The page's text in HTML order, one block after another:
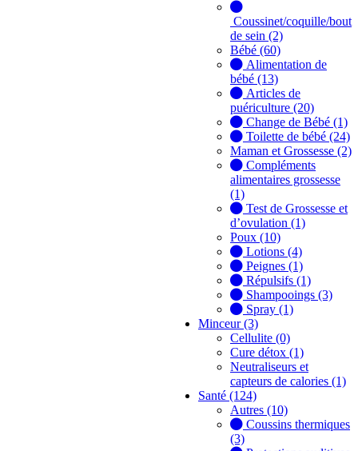
Coussinet/coquille/bout
de sein (2)
Bébé (60)
Alimentation de
bébé (13)
Articles de
puériculture (20)
Change de Bébé (1)
Toilette de bébé (24)
Maman et Grossesse (2)
Compléments
alimentaires grossesse
(1)
Test de Grossesse et
d’ovulation (1)
Poux (10)
Lotions (4)
Peignes (1)
Répulsifs (1)
Shampooings (3)
Spray (1)
Minceur (3)
Cellulite (0)
Cure détox (1)
Neutraliseurs et
capteurs de calories (1)
Santé (124)
Autres (10)
Coussins thermiques
(3)